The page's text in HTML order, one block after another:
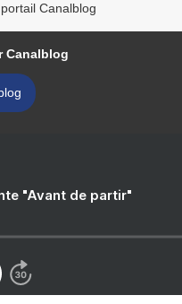
Canalblog
Canalblog
"Avant de partir"